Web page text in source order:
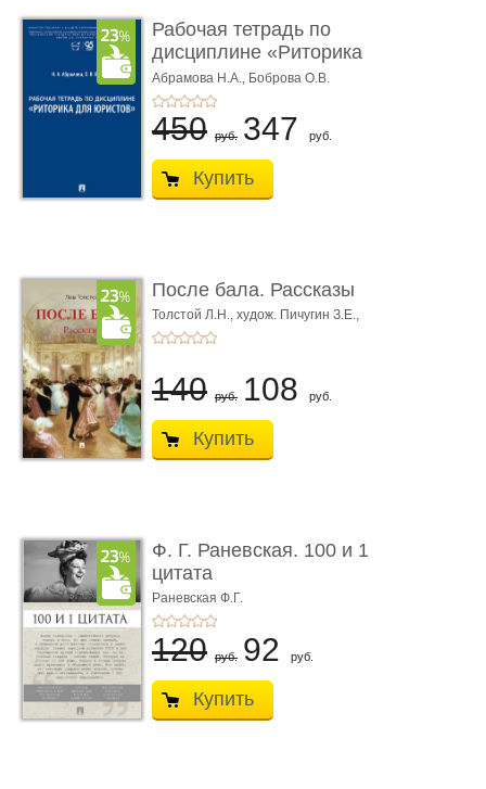
Рабочая тетрадь по
дисциплине «Риторика
для ю� ...
Абрамова Н.А., Боброва О.В.
450 руб. 347 руб.
Купить
После бала. Рассказы
Толстой Л.Н., худож. Пичугин З.Е.,
худож. Лебедев А.И.,
140 руб. 108 руб.
Купить
Ф. Г. Раневская. 100 и 1
цитата
Раневская Ф.Г.
120 руб. 92 руб.
Купить